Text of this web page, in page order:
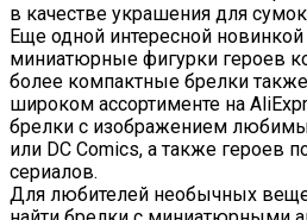
в качестве украшения для
Еще одной интересной
миниатюрные фигурки героев
более компактные брелки
широком ассортименте на
брелки с изображением
или DC Comics, а также героев
сериалов.
Для любителей необычных